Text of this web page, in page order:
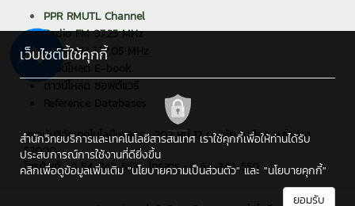
PPR RMUTL Channel
Radio FM 97.25 MHz
Radio FM 107.05 MHz
ดาวน์โหลด E-book
ดาวน์โหลด ซอฟต์แวร์
สถาบันวิจัยเทคโนโลยีเกษตร : 202 หมู่ 17 ต.พิชัย อ.เมือง จ.ลำปาง
52000
โทรศัพท์ : 0 54-342-553 , โทรสาร : 0 54-342-550
เว็บไซต์นี้ใช้คุกกี้
สำนักวิทยบริการและเทคโนโลยีสารสนเทศ เราใช้คุกกี้เพื่อให้ท่านได้รับ
ประสบการณ์การใช้งานที่ดียิ่งขึ้น
คลิกเพื่อดูข้อมูลเพิ่มเติม "นโยบายความเป็นส่วนตัว" และ "นโยบายคุกกี้"
ยอมรับ